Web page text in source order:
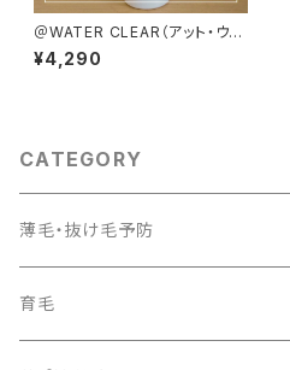
＠WATER CLEAR（アット・ウォ
ーター・クリア）
¥4,290
CATEGORY
薄毛・抜け毛予防
育毛